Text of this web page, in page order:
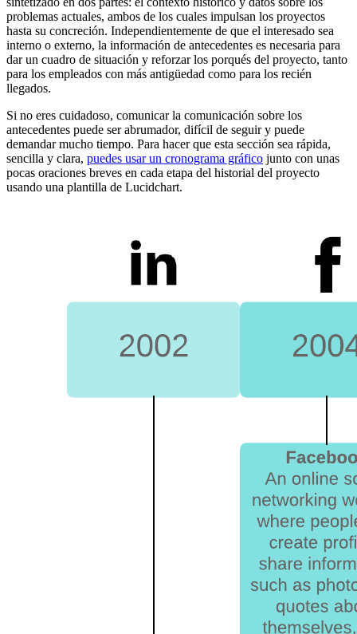
problemas actuales, ambos de los cuales impulsan los proyectos
hasta su concreción. Independientemente de que el interesado sea
interno o externo, la información de antecedentes es necesaria para
dar un cuadro de situación y reforzar los porqués del proyecto, tanto
para los empleados con más antigüedad como para los recién
llegados.
Si no eres cuidadoso, comunicar la comunicación sobre los
antecedentes puede ser abrumador, difícil de seguir y puede
demandar mucho tiempo. Para hacer que esta sección sea rápida,
sencilla y clara, puedes usar un cronograma gráfico junto con unas
pocas oraciones breves en cada etapa del historial del proyecto
usando una plantilla de Lucidchart.